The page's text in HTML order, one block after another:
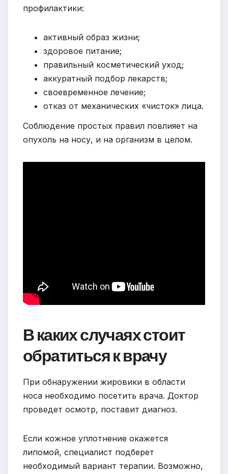
профилактики:
активный образ жизни;
здоровое питание;
правильный косметический уход;
аккуратный подбор лекарств;
своевременное лечение;
отказ от механических «чисток» лица.
Соблюдение простых правил повлияет на
опухоль на носу, и на организм в целом.
В каких случаях стоит
обратиться к врачу
При обнаружении жировики в области
носа необходимо посетить врача. Доктор
проведет осмотр, поставит диагноз.
Если кожное уплотнение окажется
липомой, специалист подберет
необходимый вариант терапии. Возможно,